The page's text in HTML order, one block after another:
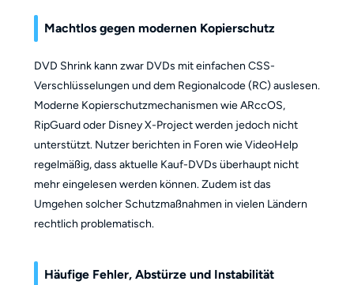
Machtlos gegen modernen Kopierschutz
DVD Shrink kann zwar DVDs mit einfachen CSS-
Verschlüsselungen und dem Regionalcode (RC) auslesen.
Moderne Kopierschutzmechanismen wie ARccOS,
RipGuard oder Disney X-Project werden jedoch nicht
unterstützt. Nutzer berichten in Foren wie VideoHelp
regelmäßig, dass aktuelle Kauf-DVDs überhaupt nicht
mehr eingelesen werden können. Zudem ist das
Umgehen solcher Schutzmaßnahmen in vielen Ländern
rechtlich problematisch.
Häufige Fehler, Abstürze und Instabilität